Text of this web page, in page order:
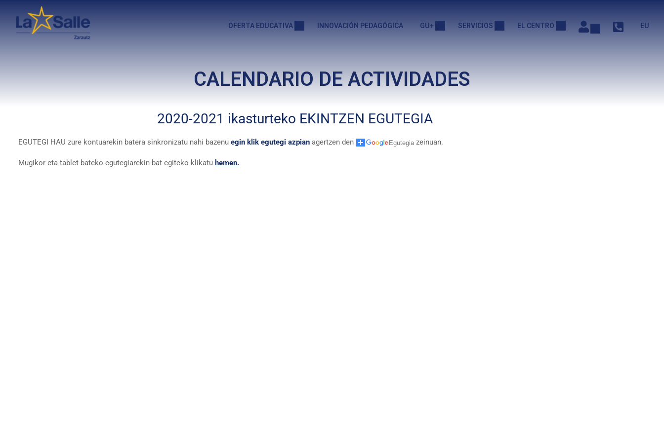
OFERTA EDUCATIVA INNOVACIÓN PEDAGÓGICA GU+ SERVICIOS EL CENTRO EU
CALENDARIO DE ACTIVIDADES
2020-2021 ikasturteko EKINTZEN EGUTEGIA
EGUTEGI HAU zure kontuarekin batera sinkronizatu nahi bazenu egin klik egutegi azpian agertzen den zeinuan.
Mugikor eta tablet bateko egutegiarekin bat egiteko klikatu hemen.